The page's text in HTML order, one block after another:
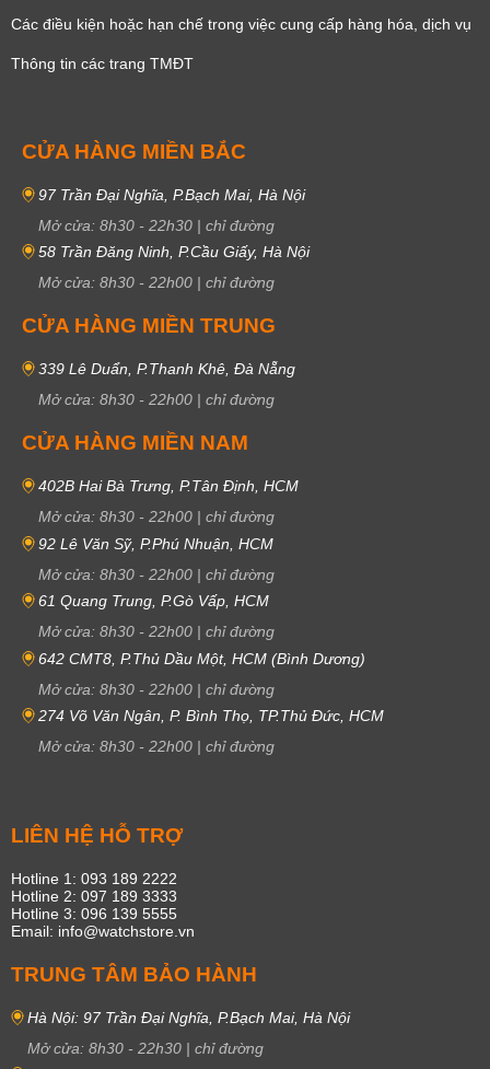
Các điều kiện hoặc hạn chế trong việc cung cấp hàng hóa, dịch vụ
Thông tin các trang TMĐT
CỬA HÀNG MIỀN BẮC
97 Trần Đại Nghĩa, P.Bạch Mai, Hà Nội
Mở cửa: 8h30 - 22h30 | chỉ đường
58 Trần Đăng Ninh, P.Cầu Giấy, Hà Nội
Mở cửa: 8h30 - 22h00 | chỉ đường
CỬA HÀNG MIỀN TRUNG
339 Lê Duẩn, P.Thanh Khê, Đà Nẵng
Mở cửa: 8h30 - 22h00 | chỉ đường
CỬA HÀNG MIỀN NAM
402B Hai Bà Trưng, P.Tân Định, HCM
Mở cửa: 8h30 - 22h00 | chỉ đường
92 Lê Văn Sỹ, P.Phú Nhuận, HCM
Mở cửa: 8h30 - 22h00 | chỉ đường
61 Quang Trung, P.Gò Vấp, HCM
Mở cửa: 8h30 - 22h00 | chỉ đường
642 CMT8, P.Thủ Dầu Một, HCM (Bình Dương)
Mở cửa: 8h30 - 22h00 | chỉ đường
274 Võ Văn Ngân, P. Bình Thọ, TP.Thủ Đức, HCM
Mở cửa: 8h30 - 22h00 | chỉ đường
LIÊN HỆ HỖ TRỢ
Hotline 1: 093 189 2222
Hotline 2: 097 189 3333
Hotline 3: 096 139 5555
Email: info@watchstore.vn
TRUNG TÂM BẢO HÀNH
Hà Nội: 97 Trần Đại Nghĩa, P.Bạch Mai, Hà Nội
Mở cửa: 8h30 - 22h30 | chỉ đường